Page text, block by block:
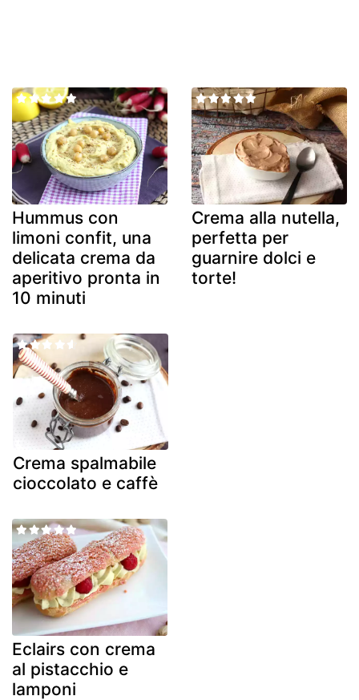
Hummus con
limoni confit, una
delicata crema da
aperitivo pronta in
10 minuti
Crema alla nutella,
perfetta per
guarnire dolci e
torte!
Crema spalmabile
cioccolato e caffè
Eclairs con crema
al pistacchio e
lamponi